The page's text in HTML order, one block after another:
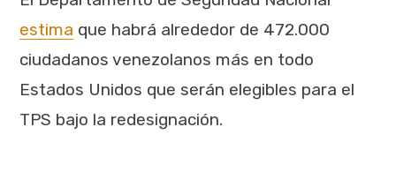
estima que habrá alrededor de 472.000
ciudadanos venezolanos más en todo
Estados Unidos que serán elegibles para el
TPS bajo la redesignación.